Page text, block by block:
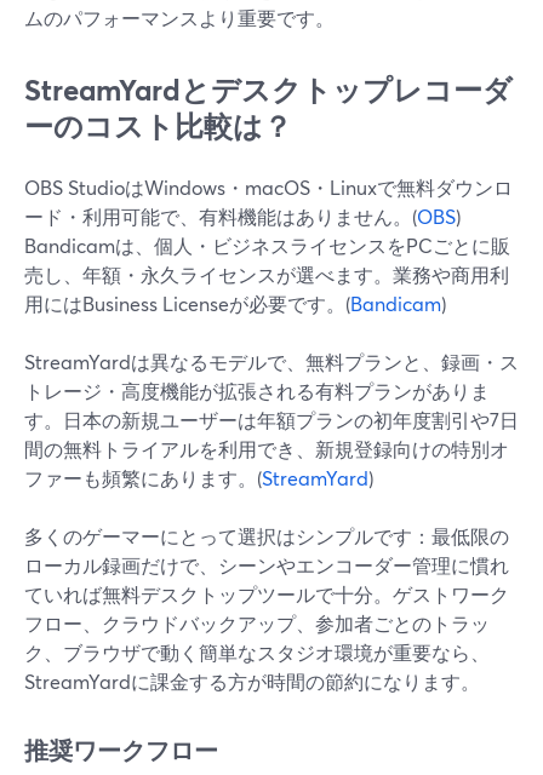
ムのパフォーマンスより重要です。
StreamYardとデスクトップレコーダ
ーのコスト比較は？
OBS StudioはWindows・macOS・Linuxで無料ダウンロ
ード・利用可能で、有料機能はありません。(OBS)
Bandicamは、個人・ビジネスライセンスをPCごとに販
売し、年額・永久ライセンスが選べます。業務や商用利
用にはBusiness Licenseが必要です。(Bandicam)
StreamYardは異なるモデルで、無料プランと、録画・ス
トレージ・高度機能が拡張される有料プランがありま
す。日本の新規ユーザーは年額プランの初年度割引や7日
間の無料トライアルを利用でき、新規登録向けの特別オ
ファーも頻繁にあります。(StreamYard)
多くのゲーマーにとって選択はシンプルです：最低限の
ローカル録画だけで、シーンやエンコーダー管理に慣れ
ていれば無料デスクトップツールで十分。ゲストワーク
フロー、クラウドバックアップ、参加者ごとのトラッ
ク、ブラウザで動く簡単なスタジオ環境が重要なら、
StreamYardに課金する方が時間の節約になります。
推奨ワークフロー